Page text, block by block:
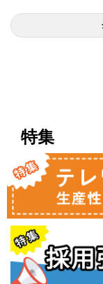
特集